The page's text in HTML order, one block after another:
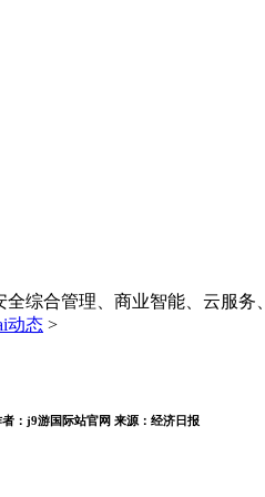
综合管理、商业智能、云服务
动态 >
： j9游国际站官网 来源： 经济日报